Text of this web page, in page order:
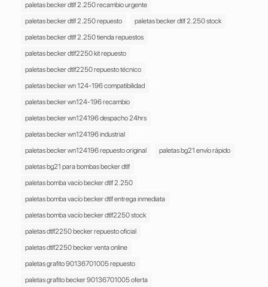
paletas becker dtlf 2.250 recambio urgente
paletas becker dtlf 2.250 repuesto
paletas becker dtlf 2.250 stock
paletas becker dtlf 2.250 tienda repuestos
paletas becker dtlf2250 kit repuesto
paletas becker dtlf2250 repuesto técnico
paletas becker wn 124-196 compatibilidad
paletas becker wn124-196 recambio
paletas becker wn124196 despacho 24hrs
paletas becker wn124196 industrial
paletas becker wn124196 repuesto original
paletas bg21 envío rápido
paletas bg21 para bombas becker dtlf
paletas bomba vacío becker dtlf 2.250
paletas bomba vacío becker dtlf entrega inmediata
paletas bomba vacío becker dtlf2250 stock
paletas dtlf2250 becker repuesto oficial
paletas dtlf2250 becker venta online
paletas grafito 90136701005 repuesto
paletas grafito becker 90136701005 oferta